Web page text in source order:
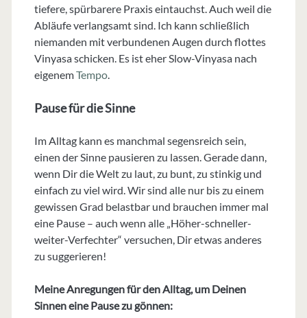
tiefere, spürbarere Praxis eintauchst. Auch weil die
Abläufe verlangsamt sind. Ich kann schließlich
niemanden mit verbundenen Augen durch flottes
Vinyasa schicken. Es ist eher Slow-Vinyasa nach
eigenemTempo.
Pause für die Sinne
Im Alltag kann es manchmal segensreich sein,
einen der Sinne pausieren zu lassen. Gerade dann,
wenn Dir die Welt zu laut, zu bunt, zu stinkig und
einfach zu viel wird. Wir sind alle nur bis zu einem
gewissen Grad belastbar und brauchen immer mal
eine Pause – auch wenn alle „Höher-schneller-
weiter-Verfechter“ versuchen, Dir etwas anderes
zu suggerieren!
Meine Anregungen für den Alltag, um Deinen
Sinnen eine Pause zu gönnen: